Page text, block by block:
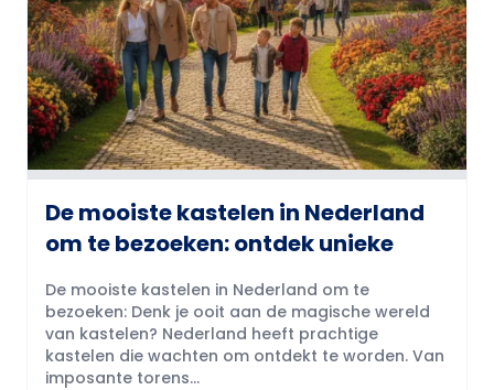
De mooiste kastelen in Nederland
om te bezoeken: ontdek unieke
De mooiste kastelen in Nederland om te
bezoeken: Denk je ooit aan de magische wereld
van kastelen? Nederland heeft prachtige
kastelen die wachten om ontdekt te worden. Van
imposante torens...